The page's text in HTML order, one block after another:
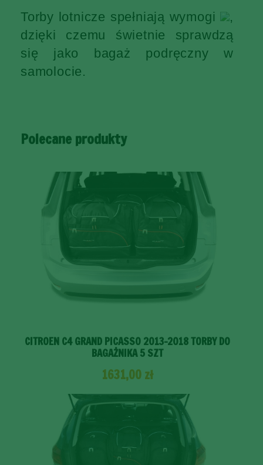
Torby lotnicze spełniają wymogi
,
dzięki czemu świetnie sprawdzą
się jako bagaż podręczny w
samolocie.
Polecane produkty
CITROEN C4 GRAND PICASSO 2013-2018 TORBY DO
BAGAŻNIKA 5 SZT
1631,00 zł